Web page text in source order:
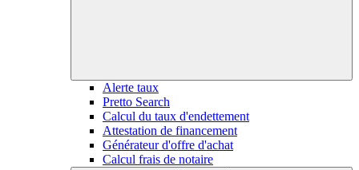
Alerte taux
Pretto Search
Calcul du taux d'endettement
Attestation de financement
Générateur d'offre d'achat
Calcul frais de notaire